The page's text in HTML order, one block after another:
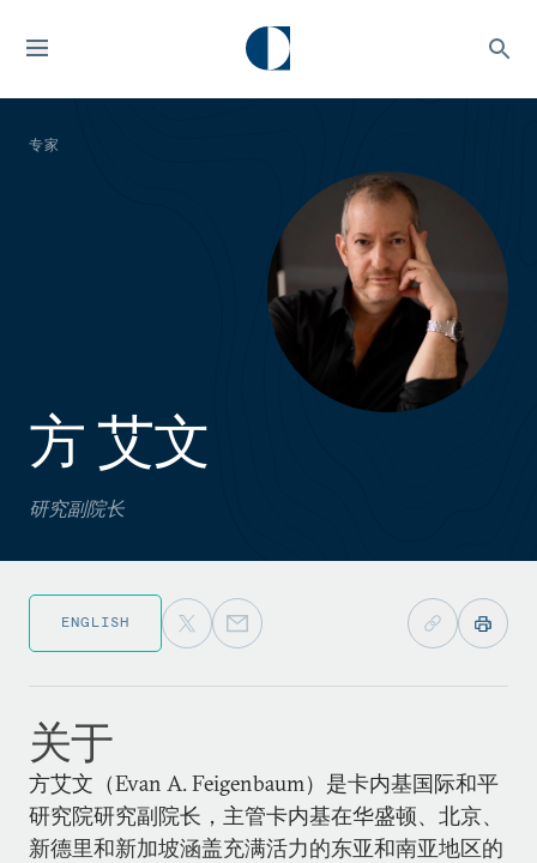
专家
方 艾文
研究副院长
ENGLISH
关于
方艾文（Evan A. Feigenbaum）是卡内基国际和平
研究院研究副院长，主管卡内基在华盛顿、北京、
新德里和新加坡涵盖充满活力的东亚和南亚地区的